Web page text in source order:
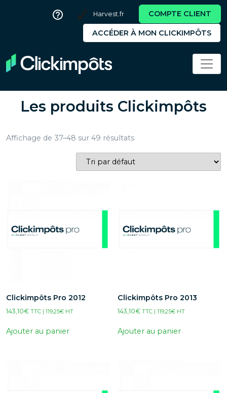
Harvest.fr COMPTE CLIENT
ACCÉDER À MON CLICKIMPÔTS
Les produits Clickimpôts
Affichage de 37–48 sur 49 résultats
Clickimpôts Pro 2012
143,10€ TTC | 119,25€ HT
Ajouter au panier
Clickimpôts Pro 2013
143,10€ TTC |119,25€ HT
Ajouter au panier